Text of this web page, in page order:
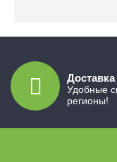
Удобные
регионы!